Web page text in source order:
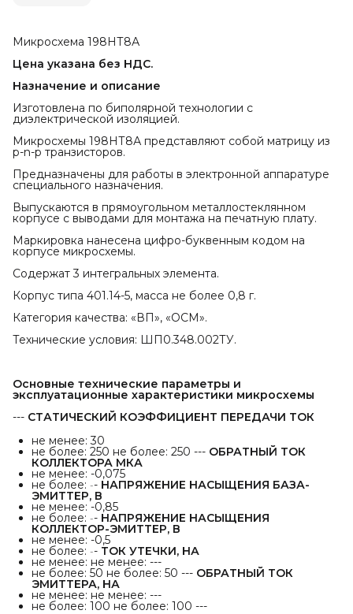
Микросхема 198НТ8А
Цена указана без НДС.
Назначение и описание
Изготовлена по биполярной технологии с
диэлектрической изоляцией.
Микросхемы 198НТ8А представляют собой матрицу из
p-n-p транзисторов.
Предназначены для работы в электронной аппаратуре
специального назначения.
Выпускаются в прямоугольном металлостеклянном
корпусе с выводами для монтажа на печатную плату.
Маркировка нанесена цифро-буквенным кодом на
корпусе микросхемы.
Содержат 3 интегральных элемента.
Корпус типа 401.14-5, масса не более 0,8 г.
Категория качества: «ВП», «ОСМ».
Технические условия: ШП0.348.002ТУ.
Основные технические параметры и
эксплуатационные характеристики микросхемы
--- СТАТИЧЕСКИЙ КОЭФФИЦИЕНТ ПЕРЕДАЧИ ТОК
не менее: 30
не более: 250 не более: 250 --- ОБРАТНЫЙ ТОК
КОЛЛЕКТОРА МКА
не менее: -0,075
не более: -- НАПРЯЖЕНИЕ НАСЫЩЕНИЯ БАЗА-
ЭМИТТЕР, В
не менее: -0,85
не более: -- НАПРЯЖЕНИЕ НАСЫЩЕНИЯ
КОЛЛЕКТОР-ЭМИТТЕР, В
не менее: -0,5
не более: -- ТОК УТЕЧКИ, НА
не менее: не менее: ---
не более: 50 не более: 50 --- ОБРАТНЫЙ ТОК
ЭМИТТЕРА, НА
не менее: не менее: ---
не более: 100 не более: 100 ---